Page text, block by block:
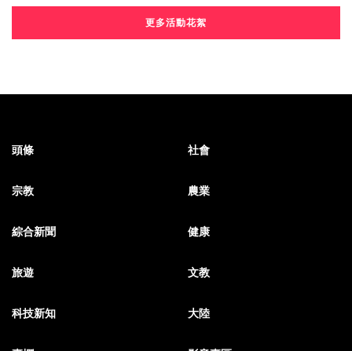
更多活動花絮
頭條 社會
宗教 農業
綜合新聞 健康
旅遊 文教
科技新知 大陸